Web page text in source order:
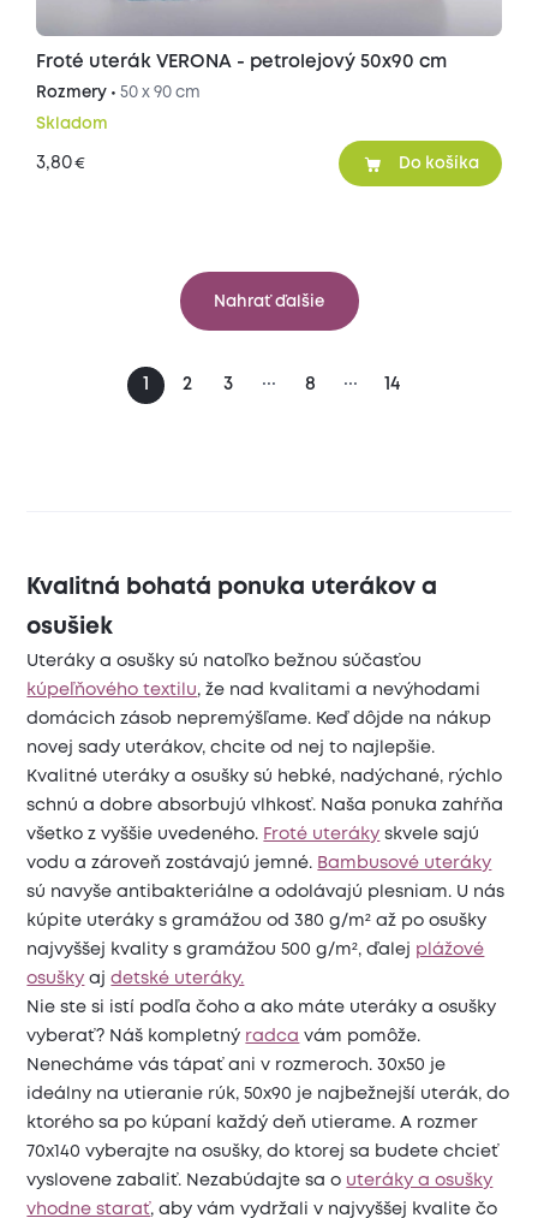
Froté uterák VERONA - petrolejový 50x90 cm
Rozmery • 50 x 90 cm
Skladom
3,80€ Do košíka
Nahrať ďalšie
2 3 ... 8 ... 14
Kvalitná bohatá ponuka uterákov a
osušiek
Uteráky a osušky sú natoľko bežnou súčasťou
kúpeľňového textilu, že nad kvalitami a nevýhodami
domácich zásob nepremýšľame. Keď dôjde na nákup
novej sady uterákov, chcite od nej to najlepšie.
Kvalitné uteráky a osušky sú hebké, nadýchané, rýchlo
schnú a dobre absorbujú vlhkosť. Naša ponuka zahŕňa
všetko z vyššie uvedeného. Froté uteráky skvele sajú
vodu a zároveň zostávajú jemné. Bambusové uteráky
sú navyše antibakteriálne a odolávajú plesniam. U nás
kúpite uteráky s gramážou od 380 g/m² až po osušky
najvyššej kvality s gramážou 500 g/m², ďalej plážové
osušky ajdetské uteráky.
Nie ste si istí podľa čoho a ako máte uteráky a osušky
vyberať? Náš kompletný radca vám pomôže.
Nenecháme vás tápať ani v rozmeroch. 30x50 je
ideálny na utieranie rúk, 50x90 je najbežnejší uterák, do
ktorého sa po kúpaní každý deň utierame. A rozmer
70x140 vyberajte na osušky, do ktorej sa budete chcieť
vyslovene zabaliť. Nezabúdajte sa o uteráky a osušky
vhodne starať, aby vám vydržali v najvyššej kvalite čo